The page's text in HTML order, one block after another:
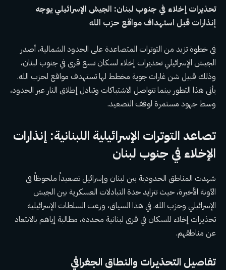
تحذيرات إخلاء في جنوب لبنان: الجيش الإسرائيلي يوجه
إنذارات قبل استهداف مواقع حزب الله
في خطوة تزيد من التوترات المتصاعدة على الحدود الشمالية، أصدر
الجيش الإسرائيلي تحذيرات إخلاء لسكان تسع قرى في جنوب لبنان،
وذلك قبيل شن غارات جوية مخطط لها تستهدف مواقع لحزب الله.
يأتي هذا التطور بينما تتواصل الاشتباكات وتبادل إطلاق النار عبر الحدود،
وسط جهود مستمرة لوقف التصعيد.
تصاعد التوترات الإسرائيلية اللبنانية: إنذارات
الإخلاء في جنوب لبنان
شهدت المناطق الحدودية بين لبنان وإسرائيل تصعيداً ملحوظاً في
الآونة الأخيرة، حيث تتزايد حدة التبادلات العسكرية بين الجيش
الإسرائيلي وحزب الله. في هذا السياق، وزعت السلطات الإسرائيلية
تحذيرات إخلاء للسكان في قرى لبنانية محددة، مطالبة إياهم بالابتعاد
عن مناطقهم.
تفاصيل التحذيرات والنطاق الجغرافي